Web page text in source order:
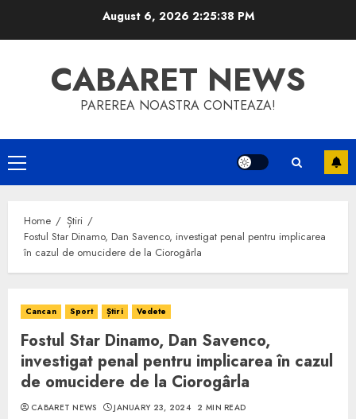
August 6, 2026 2:25:39 PM
CABARET NEWS
PAREREA NOASTRA CONTEAZA!
Primary
Menu
Home
Știri
Fostul Star Dinamo, Dan Savenco, investigat penal pentru implicarea
în cazul de omucidere de la Ciorogârla
Cancan Sport Știri Vedete
Fostul Star Dinamo, Dan Savenco,
investigat penal pentru implicarea în cazul
de omucidere de la Ciorogârla
CABARET NEWS JANUARY 23, 2024 2 MIN READ